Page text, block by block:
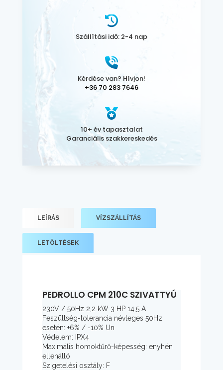
Szállítási idő: 2-4 nap
Kérdése van? Hívjon!
+36 70 283 7646
10+ év tapasztalat
Garanciális szakkereskedés
LEÍRÁS VÍZSZÁLLÍTÁS
LETÖLTÉSEK
PEDROLLO CPM 210C SZIVATTYÚ
230V / 50Hz 2,2 kW 3 HP 14,5 A
Feszültség-tolerancia névleges 50Hz
esetén: +6% / -10% Un
Védelem: IPX4
Maximális homoktűrő-képesség: enyhén
ellenálló
Szigetelési osztály: F